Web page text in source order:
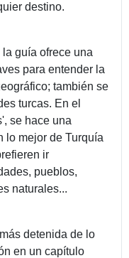
destino.
guía ofrece una
para entender la
también se
turcas. En el
se hace una
lo mejor de Turquía
ir
pueblos,
naturales...
detenida de lo
en un capítulo